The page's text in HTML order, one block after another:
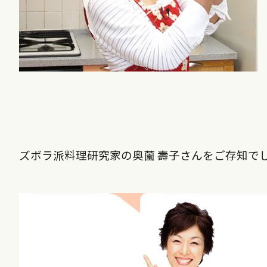
ズボラ派料理研究家の奥薗壽子さんをご存知で